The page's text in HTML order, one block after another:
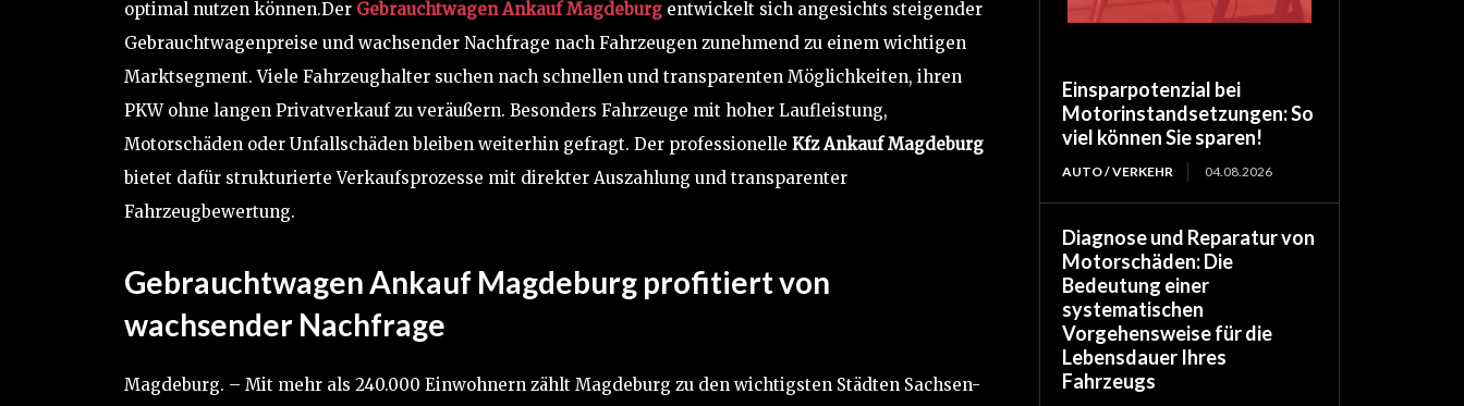
optimal nutzen können.Der Gebrauchtwagen Ankauf Magdeburg entwickelt sich angesichts steigender
Gebrauchtwagenpreise und wachsender Nachfrage nach Fahrzeugen zunehmend zu einem wichtigen
Marktsegment. Viele Fahrzeughalter suchen nach schnellen und transparenten Möglichkeiten, ihren
PKW ohne langen Privatverkauf zu veräußern. Besonders Fahrzeuge mit hoher Laufleistung,
Motorschäden oder Unfallschäden bleiben weiterhin gefragt. Der professionelle Kfz Ankauf Magdeburg
bietet dafür strukturierte Verkaufsprozesse mit direkter Auszahlung und transparenter
Fahrzeugbewertung.
Gebrauchtwagen Ankauf Magdeburg profitiert von
wachsender Nachfrage
Magdeburg. – Mit mehr als 240.000 Einwohnern zählt Magdeburg zu den wichtigsten Städten Sachsen-
Einsparpotenzial bei
Motorinstandsetzungen: So
viel können Sie sparen!
AUTO / VERKEHR 04.08.2026
Diagnose und Reparatur von
Motorschäden: Die
Bedeutung einer
systematischen
Vorgehensweise für die
Lebensdauer Ihres
Fahrzeugs